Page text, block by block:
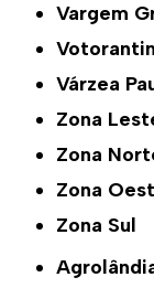
Vargem
Várzea
Zona
Zona
Zona
Zona Sul